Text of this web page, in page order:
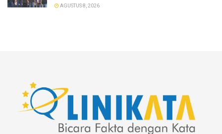
AGUSTUS 8, 2026